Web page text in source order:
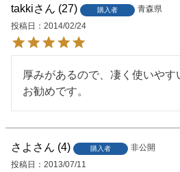
takki 27 購入者
青森県
投稿日
2014/02/24
厚みがあるので、凄く使いやす
お勧めです。
さよ 4 購入者
非公開
投稿日
2013/07/11